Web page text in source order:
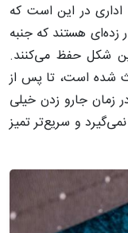
در این است که
هستند که جنبه
شکل حفظ می‌کنند.
شده است، تا پس از
زمان جارو زدن خیلی
و سریع‌تر تمیز